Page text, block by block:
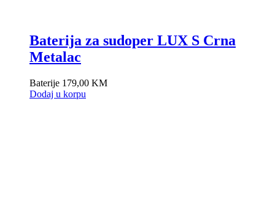
Baterija za sudoper LUX S Crna
Metalac
Baterije 179,00 KM
Dodaj u korpu